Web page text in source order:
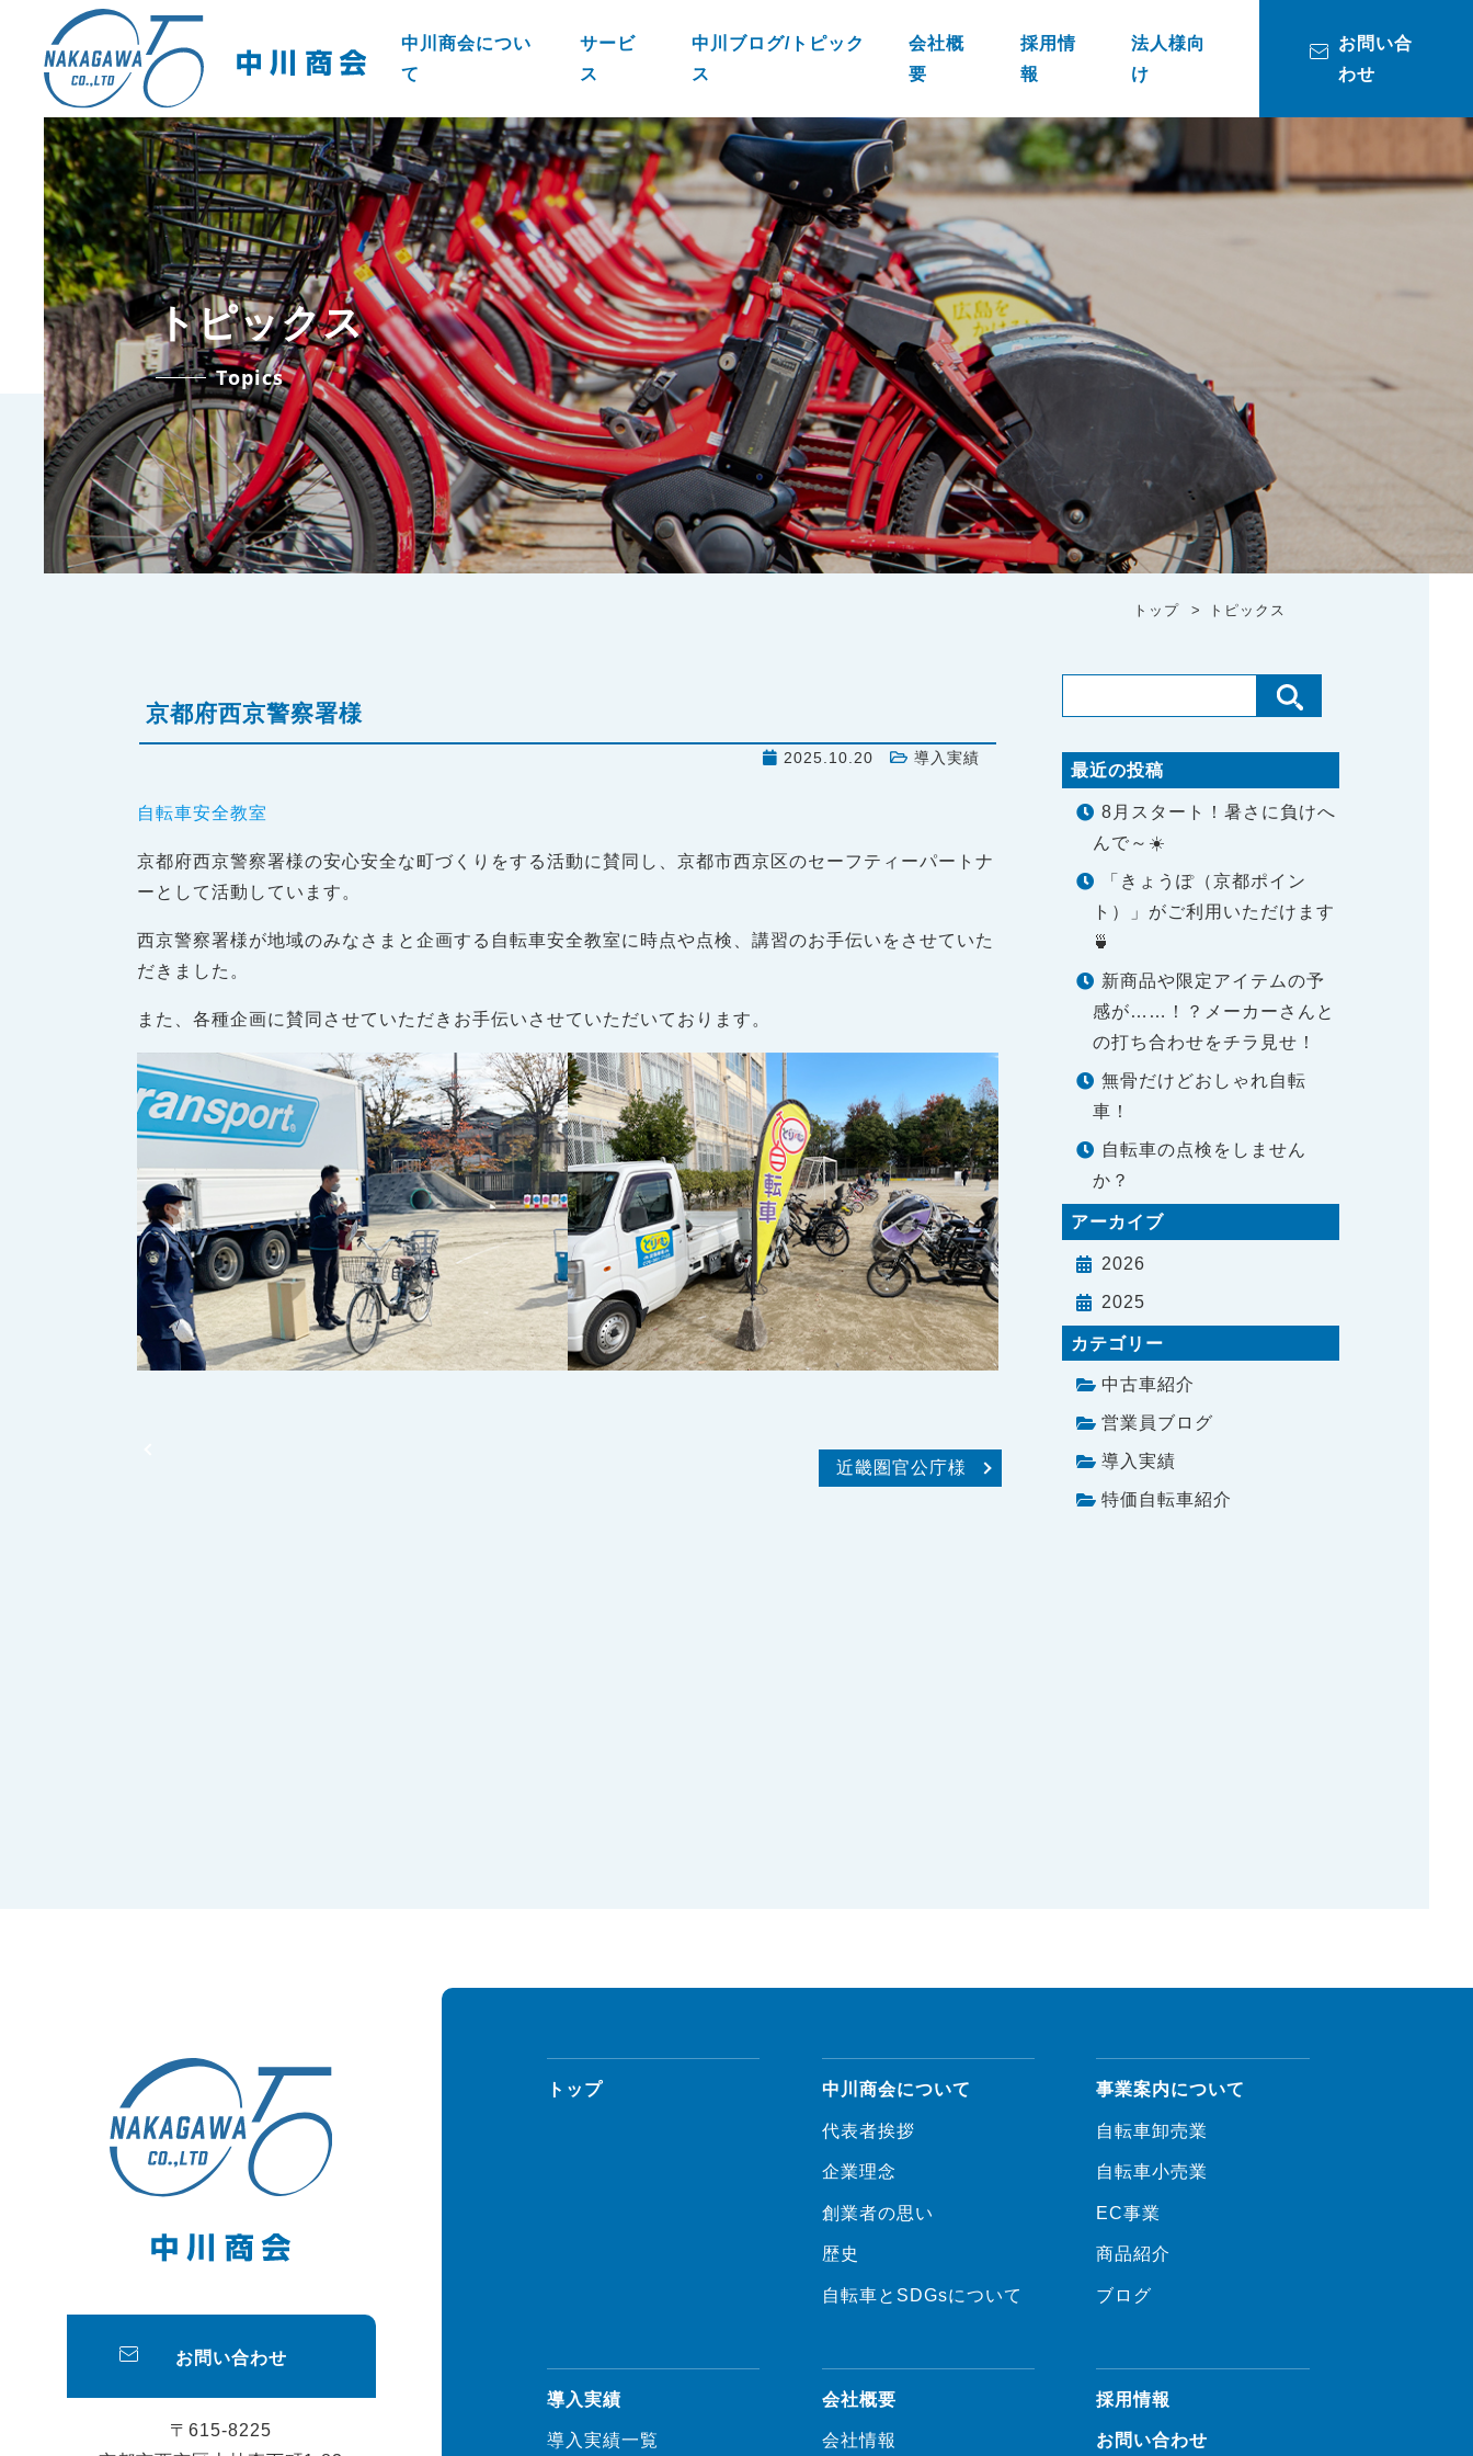
中川商会につい
て
サービ
ス
中川ブログ/トピック
ス
会社概
要
採用情
報
法人様向
け
お問い合
わせ
トピックス
Topics
トップ トピックス
京都府西京警察署様
2025.10.20 導入実績
自転車安全教室
京都府西京警察署様の安心安全な町づくりをする活動に賛同し、京都市西京区のセーフティーパートナ
ーとして活動しています。
西京警察署様が地域のみなさまと企画する自転車安全教室に時点や点検、講習のお手伝いをさせていた
だきました。
また、各種企画に賛同させていただきお手伝いさせていただいております。
近畿圏官公庁様
最近の投稿
8月スタート！暑さに負けへ
んで～☀️
「きょうぽ（京都ポイン
ト）」がご利用いただけます
🍵
新商品や限定アイテムの予
感が……！？メーカーさんと
の打ち合わせをチラ見せ！
無骨だけどおしゃれ自転
車！
自転車の点検をしません
か？
アーカイブ
2026
2025
カテゴリー
中古車紹介
営業員ブログ
導入実績
特価自転車紹介
お問い合わせ
〒615-8225
トップ 中川商会について
代表者挨拶
企業理念
創業者の思い
歴史
自転車とSDGsについて
事業案内について
自転車卸売業
自転車小売業
EC事業
商品紹介
ブログ
導入実績
導入実績一覧
会社概要
会社情報
採用情報
お問い合わせ